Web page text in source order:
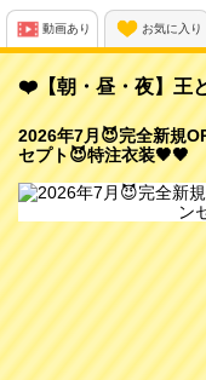
動画あり お気に入り
❤️【朝・昼・夜】王
2026年7月😈完全新規
セプト😈特注衣装🖤🖤